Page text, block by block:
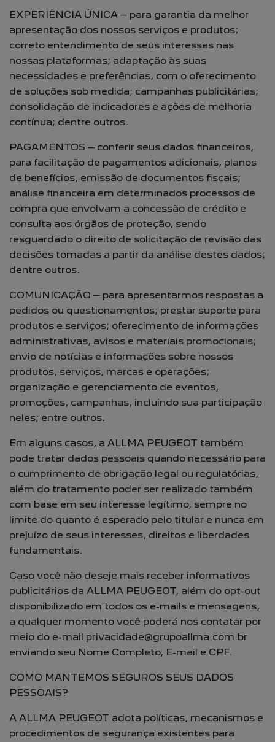
EXPERIÊNCIA ÚNICA – para garantia da melhor
apresentação dos nossos serviços e produtos;
correto entendimento de seus interesses nas
nossas plataformas; adaptação às suas
necessidades e preferências, com o oferecimento
de soluções sob medida; campanhas publicitárias;
consolidação de indicadores e ações de melhoria
contínua; dentre outros.
PAGAMENTOS – conferir seus dados financeiros,
para facilitação de pagamentos adicionais, planos
de benefícios, emissão de documentos fiscais;
análise financeira em determinados processos de
compra que envolvam a concessão de crédito e
consulta aos órgãos de proteção, sendo
resguardado o direito de solicitação de revisão das
decisões tomadas a partir da análise destes dados;
dentre outros.
COMUNICAÇÃO – para apresentarmos respostas a
pedidos ou questionamentos; prestar suporte para
produtos e serviços; oferecimento de informações
administrativas, avisos e materiais promocionais;
envio de notícias e informações sobre nossos
produtos, serviços, marcas e operações;
organização e gerenciamento de eventos,
promoções, campanhas, incluindo sua participação
neles; entre outros.
Em alguns casos, a ALLMA PEUGEOT também
pode tratar dados pessoais quando necessário para
o cumprimento de obrigação legal ou regulatórias,
além do tratamento poder ser realizado também
com base em seu interesse legítimo, sempre no
limite do quanto é esperado pelo titular e nunca em
prejuízo de seus interesses, direitos e liberdades
fundamentais.
Caso você não deseje mais receber informativos
publicitários da ALLMA PEUGEOT, além do opt-out
disponibilizado em todos os e-mails e mensagens,
a qualquer momento você poderá nos contatar por
meio do e-mail privacidade@grupoallma.com.br
enviando seu Nome Completo, E-mail e CPF.
COMO MANTEMOS SEGUROS SEUS DADOS
PESSOAIS?
A ALLMA PEUGEOT adota políticas, mecanismos e
procedimentos de segurança existentes para